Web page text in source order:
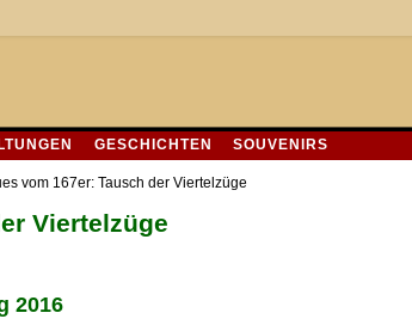
GESCHICHTEN SOUVENIRS
vom 167er: Tausch der Viertelzüge
Viertelzüge
2016